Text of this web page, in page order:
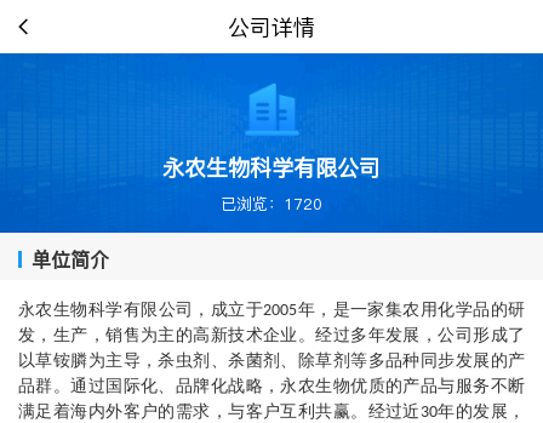
公司详情
永农生物科学有限公司
已浏览：1720
单位简介
永农生物科学有限公司，成立于2005年，是一家集农用化学品的研
发，生产，销售为主的高新技术企业。经过多年发展，公司形成了
以草铵膦为主导，杀虫剂、杀菌剂、除草剂等多品种同步发展的产
品群。通过国际化、品牌化战略，永农生物优质的产品与服务不断
满足着海内外客户的需求，与客户互利共赢。经过近 30年的发展，